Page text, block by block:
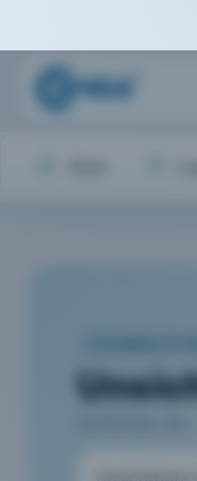
Schlenke,